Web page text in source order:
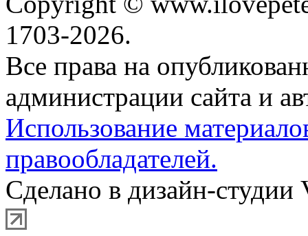
1703-2026.
Все права на
администрации сайта и
Использование
правообладателей.
Сделано в дизайн-студии